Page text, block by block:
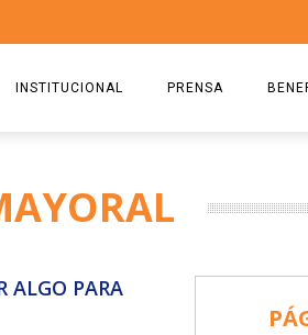
INSTITUCIONAL
ESTATUTO
PRENSA
2025
ALGO PARA